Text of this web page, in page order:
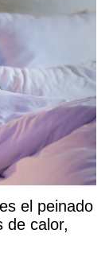
el peinado
de calor,